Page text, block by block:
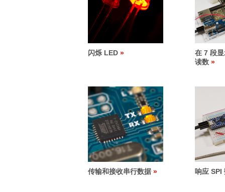
闪烁 LED
在 7 段
读数
传输和接收串行数据 响应 SPI